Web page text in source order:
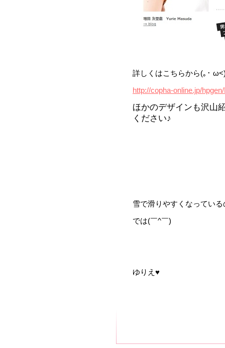
詳しくはこちらから(｡･
http://copha-online.jp/
ほかのデザインも沢山
ください♪
雪で滑りやすくなってい
では(￣^￣)ゞ
ゆりえ♥